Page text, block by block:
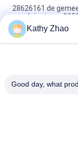
28626161 de
voor Injecteurs
Zwarte bekleding
snelheidsstaal,
Common Rail-
Kathy Zhao
Good day, what